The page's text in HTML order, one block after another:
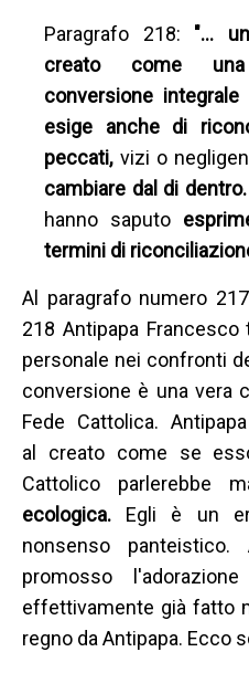
Paragrafo 218: "…
creato come
conversione integrale
esige anche di
peccati,vizi o
cambiare dal di dentro.
hanno saputo
termini di
Al paragrafo numero
218 Antipapa
personale nei confronti
conversione è una vera
Fede Cattolica.
al creato come se
Cattolico parlerebbe
ecologica. Egli è un
nonsenso panteistico.
promosso
effettivamente già fatto
regno da Antipapa. Ecco